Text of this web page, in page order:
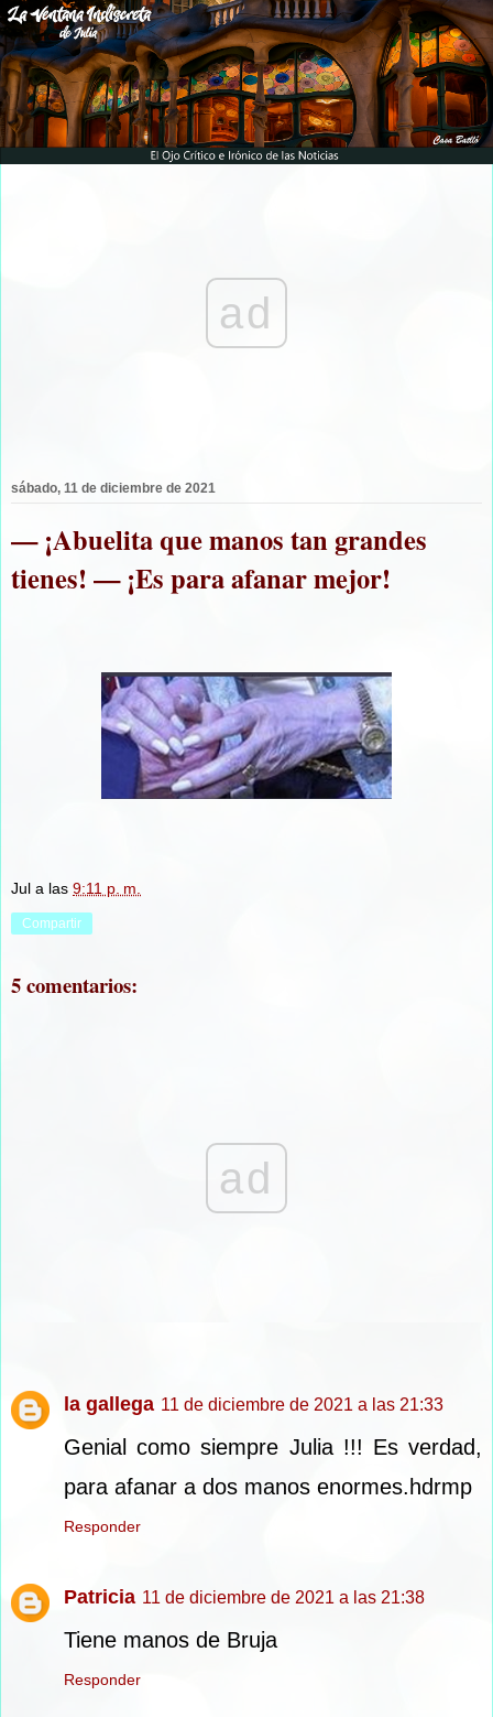
ad
sábado, 11 de diciembre de 2021
— ¡Abuelita que manos tan grandes
tienes! — ¡Es para afanar mejor!
Jul a las 9:11 p. m.
Compartir
5 comentarios:
ad
la gallega 11 de diciembre de 2021 a las 21:33
Genial como siempre Julia !!! Es verdad,
para afanar a dos manos enormes.hdrmp
Responder
Patricia 11 de diciembre de 2021 a las 21:38
Tiene manos de Bruja
Responder